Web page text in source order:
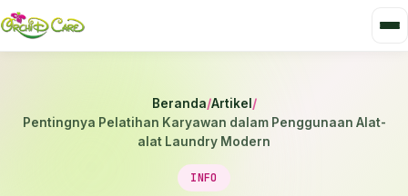
Beranda/Artikel /
Pentingnya Pelatihan Karyawan dalam Penggunaan Alat-
alat Laundry Modern
INFO